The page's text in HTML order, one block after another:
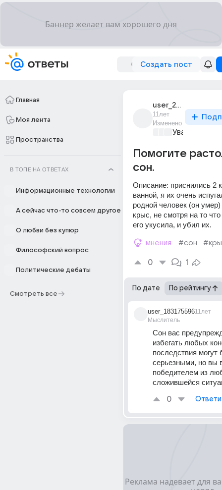
Создать пост
Главная
Моя лента
Пространства
В ТОПЕ НА ОТВЕТАХ
Информационные технологии
А сейчас что-то совсем другое
О любви без купюр
Философский вопрос
Политические дебаты
Смотреть все
user_29811010
11лет
Изменено
Уважаемый
Помогите
сон.
Описание: приснились 2
ванной, я их очень
родной человек (он
крыс, не смотря на то
его укусила, и убил их.
мнения #сон
0 1
По дате По рейтингу
user_183175596
Мыслитель
11лет
Сон вас
избегать любых
последствия могут
серьезными, но вы
победителем из
сложившейся
0